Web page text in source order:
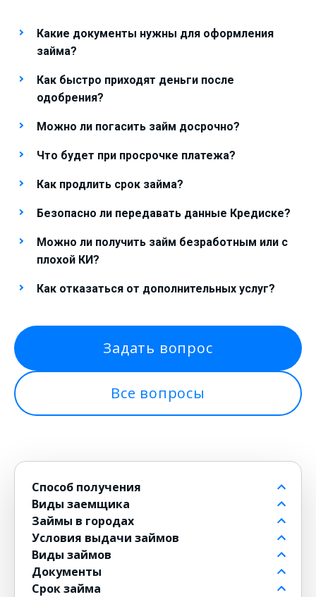
Какие документы нужны для оформления
займа?
Как быстро приходят деньги после
одобрения?
Можно ли погасить займ досрочно?
Что будет при просрочке платежа?
Как продлить срок займа?
Безопасно ли передавать данные Кредиске?
Можно ли получить займ безработным или с
плохой КИ?
Как отказаться от дополнительных услуг?
Задать вопрос
Все вопросы
Способ получения
На банковский счет
Через контакт
На карту
на Киви
на Юмани
Банковским переводом
Виды заемщика
Пенсионерам до 80 лет
Для должников
Безработным
Для военнослужащих
Для женщин
Займы в городах
в Москве
в Санкт-Петербурге
в Новосибирске
в Екатеринбурге
Условия выдачи займов
Бесплатные
Без комиссии
По СМС
Виды займов
Долгосрочные
Мини
Документы
По паспорту
Срок займа